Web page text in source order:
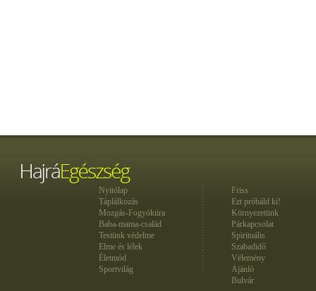
Nyitólap
Táplálkozás
Mozgás-Fogyókúra
Baba-mama-család
Testünk védelme
Elme és lélek
Életmód
Sportvilág
Friss
Ezt próbáld ki!
Környezetünk
Párkapcsolat
Spirituális
Szabadidő
Vélemény
Ajánló
Bulvár